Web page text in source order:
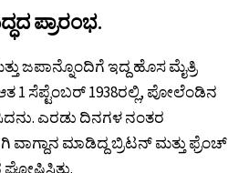
ಪ್ರಾರಂಭ.
ಜಪಾನ್ನೊಂದಿಗೆ ಇದ್ದ ಹೊಸ ಮೈತ್ರಿ
1 ಸೆಪ್ಟೆಂಬರ್ 1938ರಲ್ಲಿ, ಪೋಲೆಂಡಿನ
ಎರಡು ದಿನಗಳ ನಂತರ
ವಾಗ್ದಾನ ಮಾಡಿದ್ದ ಬ್ರಿಟನ್ ಮತ್ತು ಫ್ರೆಂಚ್